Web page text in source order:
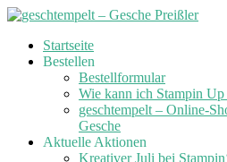
Skip
Startseite
Bestellen
Bestellformular
Wie kann ich Stampin
geschtempelt – Online-
Gesche
Aktuelle Aktionen
Kreativer Juli bei